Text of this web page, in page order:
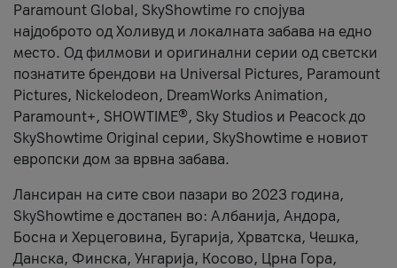
Paramount Global, SkyShowtime го спојува
најдоброто од Холивуд и локалната забава на едно
место. Од филмови и оригинални серии од светски
познатите брендови на Universal Pictures, Paramount
Pictures, Nickelodeon, DreamWorks Animation,
Paramount+, SHOWTIME®, Sky Studios и Peacock до
SkyShowtime Original серии, SkyShowtime е новиот
европски дом за врвна забава.
Лансиран на сите свои пазари во 2023 година,
SkyShowtime е достапен во: Албанија, Андора,
Босна и Херцеговина, Бугарија, Хрватска, Чешка,
Данска, Финска, Унгарија, Косово, Црна Гора,